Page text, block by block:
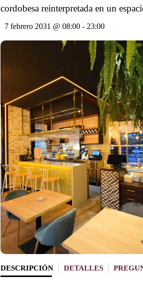
cordobesa reinterpretada en un
7 febrero 2031 @ 08:00 - 23:00
DESCRIPCIÓN DETALLES